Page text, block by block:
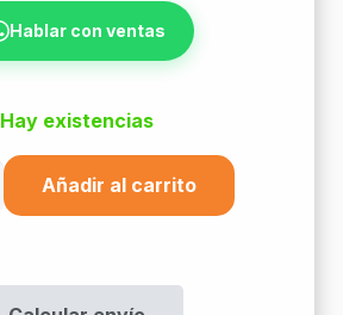
Hablar con ventas
Hay existencias
Añadir al carrito